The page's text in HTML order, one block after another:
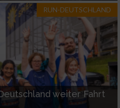
RUN-DEUTSCHLAND
weiter Fahrt